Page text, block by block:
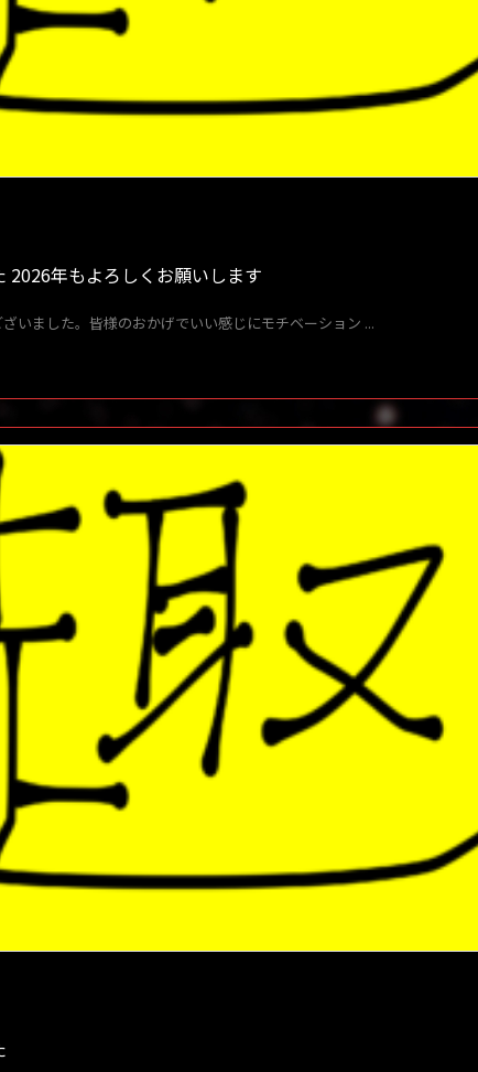
2026年もよろしくお願いします
いました。皆様のおかげでいい感じにモチベーション ...